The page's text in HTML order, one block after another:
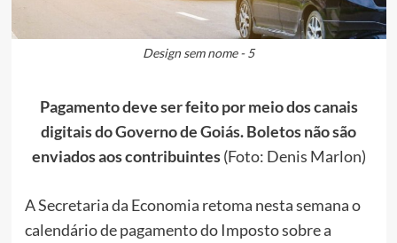
Design sem nome - 5
Pagamento deve ser feito por meio dos canais
digitais do Governo de Goiás. Boletos não são
enviados aos contribuintes(Foto: Denis Marlon)
A Secretaria da Economia retoma nesta semana o
calendário de pagamento do Imposto sobre a